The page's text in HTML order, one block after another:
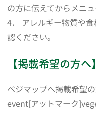
の方に伝えてからメニ
4． アレルギー物質や
認ください。
【掲載希望の方へ】
ベジマップへ掲載希望
event[アットマーク